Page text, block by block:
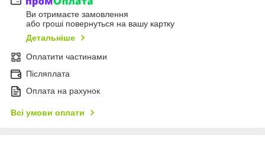
Ви отримаєте замовлення
або гроші повернуться на вашу картку
Детальніше
Оплатити частинами
Післяплата
Оплата на рахунок
Всі умови оплати